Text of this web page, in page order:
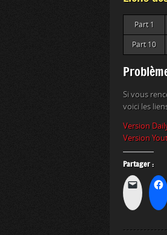
Part 1
Part 10
Si vous
voici les
Version
Version
Partager :